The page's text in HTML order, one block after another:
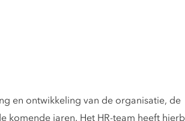
en ontwikkeling van de organisatie, de
jaren. Het HR-team heeft